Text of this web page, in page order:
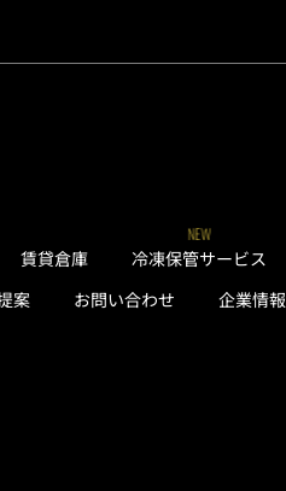
賃貸倉庫
NEW
冷凍保管サービス
案
お問い合わせ 企業情報